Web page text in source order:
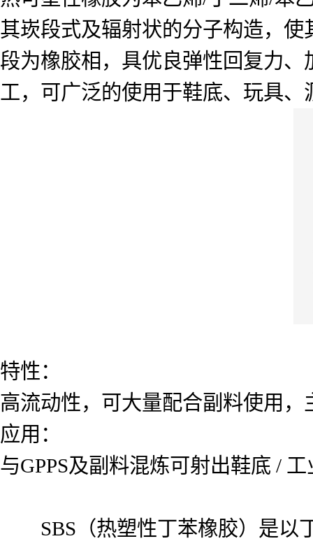
其崁段式及辐射状的分子构造，
段为橡胶相，具优良弹性回复力
工，可广泛的使用于鞋底、玩具
特性：
高流动性，可大量配合副料使用
应用：
与GPPS及副料混炼可射出鞋底 /
SBS（热塑性丁苯橡胶）是以